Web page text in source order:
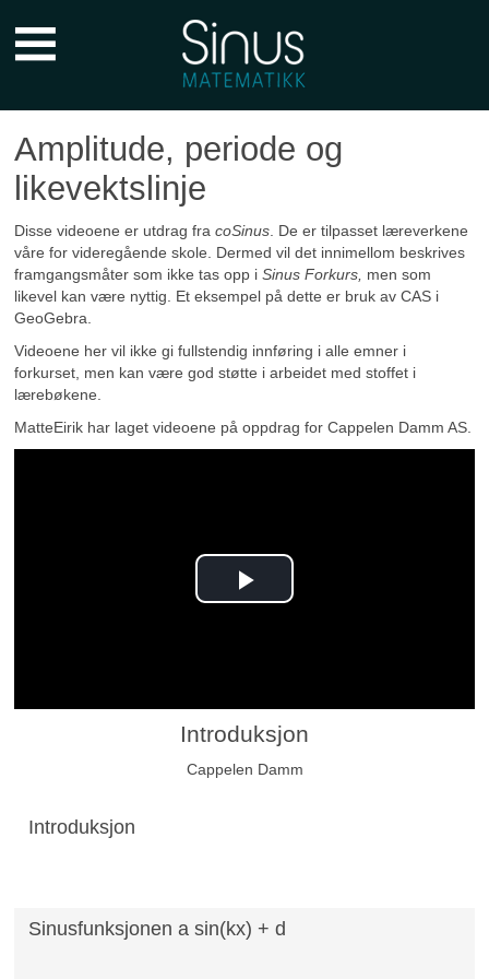
Hovedmeny
Forkurs
Amplitude, periode og
likevektslinje
Disse videoene er utdrag fra coSinus . De er tilpasset læreverkene
våre for videregående skole. Dermed vil det innimellom beskrives
framgangsmåter som ikke tas opp i Sinus Forkurs, men som
likevel kan være nyttig. Et eksempel på dette er bruk av CAS i
GeoGebra.
Videoene her vil ikke gi fullstendig innføring i alle emner i
forkurset, men kan være god støtte i arbeidet med stoffet i
lærebøkene.
MatteEirik har laget videoene på oppdrag for Cappelen Damm AS.
Play
Introduksjon
Cappelen Damm
Introduksjon
Sinusfunksjonen a sin(kx) + d